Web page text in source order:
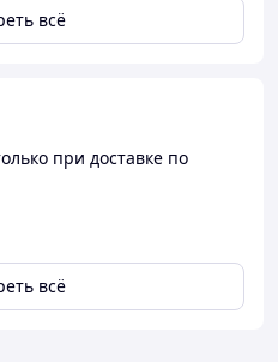
всё
при доставке по
всё